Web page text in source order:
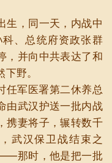
，同一天，内战中
、总统府资政张群
，并向中共表达了和
野。
军医署第二休养总
由武汉护送一批内战
携妻将子，辗转数千
武汉保卫战结束之
那时，他是把一批